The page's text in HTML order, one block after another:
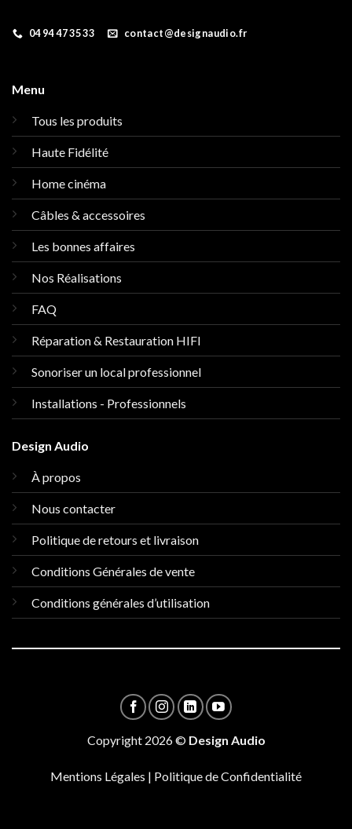
04 94 47 35 33 contact@designaudio.fr
Menu
Tous les produits
Haute Fidélité
Home cinéma
Câbles & accessoires
Les bonnes affaires
Nos Réalisations
FAQ
Réparation & Restauration HIFI
Sonoriser un local professionnel
Installations - Professionnels
Design Audio
À propos
Nous contacter
Politique de retours et livraison
Conditions Générales de vente
Conditions générales d’utilisation
Copyright 2026 © Design Audio
Mentions Légales | Politique de Confidentialité